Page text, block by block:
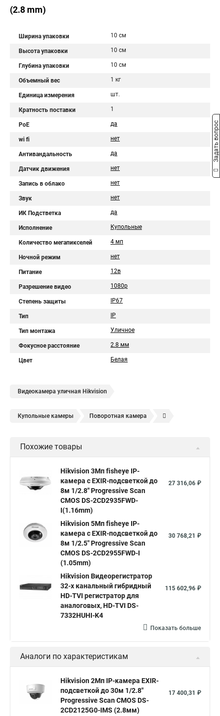
(2.8 mm)
Ширина упаковки 10 см
Высота упаковки 10 см
Глубина упаковки 10 см
Объемный вес 1 кг
Единица измерения шт.
Кратность поставки 1
PoE да
wi fi нет
Антивандальность да
Датчик движения нет
Запись в облако нет
Звук нет
ИК Подстветка да
Исполнение Купольные
Количество мегапикселей 4 мп
Ночной режим нет
Питание 12в
Разрешение видео 1080p
Степень защиты IP67
Тип IP
Тип монтажа Уличное
Фокусное расстояние 2.8 мм
Цвет Белая
Видеокамера уличная Hikvision
Купольные камеры Поворотная камера
Камера видеонаблюдения hikvision
Hikvision купить Hikvision уличная ip камера
Hikvision poe
Hikvision 2 8 mm Hikvision camera Hikvision 2cd1148 i b
Видеонаблюдение Ip видеокамеры
Hikvision 2cd2142fwd
Hikvision ds 2cd1148 hikvision ds 2cd1148 i b
hikvision ds 2cd2042wd i Видеокамера hikvision
Видеокамеры hikvision ds
Камера Hikvision ds 2ce16d8t
Видеокамера hikvision hiwatch
Камера Hikvision ds 2cd2442fwd
Уличная камера Hikvision ip camera
Hikvision поворотная камера Hikvision купольная
Похожие товары
Hikvision 3Мп fisheye IP-
камера c EXIR-подсветкой до
8м 1/2.8" Progressive Scan
CMOS DS-2CD2935FWD-
I(1.16mm)
27 316,06 ₽
Hikvision 5Мп fisheye IP-
камера c EXIR-подсветкой до
8м 1/2.5" Progressive Scan
CMOS DS-2CD2955FWD-I
(1.05mm)
30 768,21 ₽
Hikvision Видеорегистратор
32-х канальный гибридный
HD-TVI регистратор для
аналоговых, HD-TVI DS-
7332HUHI-K4
115 602,96 ₽
Показать больше
Аналоги по характеристикам
Hikvision 2Мп IP-камера EXIR-
подсветкой до 30м 1/2.8"
Progressive Scan CMOS DS-
2CD2125G0-IMS (2.8мм)
17 400,31 ₽
Задать вопрос